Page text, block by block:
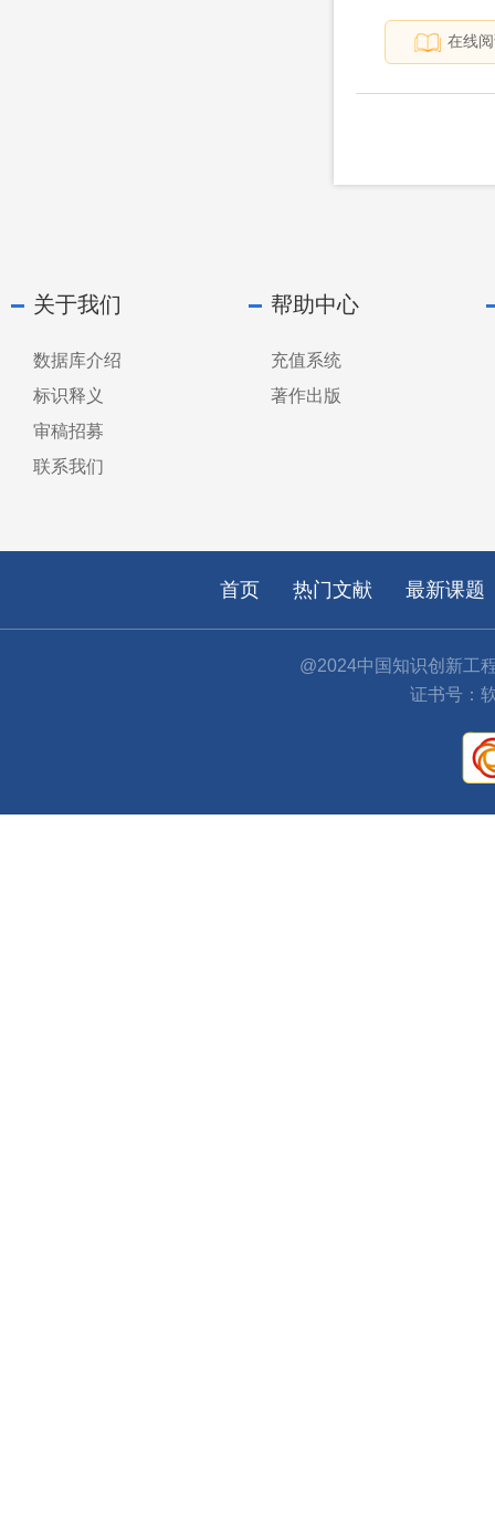
在线
关于我们
数据库介绍
标识释义
审稿招募
联系我们
帮助中心
充值系统
著作出版
首页 热门文献 最新课题
@2024中国知识创新工
证书号：